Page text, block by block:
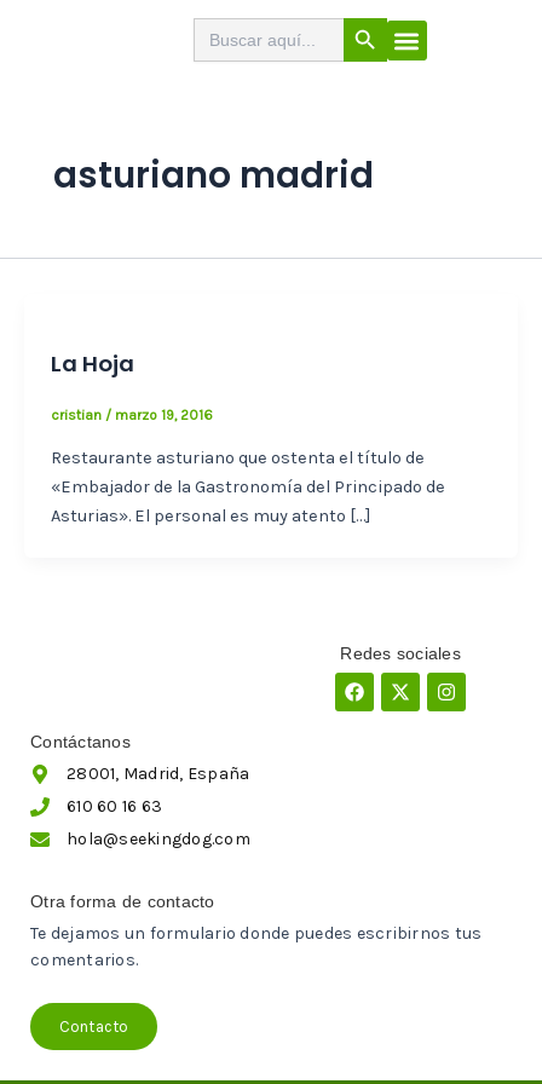
Menú
Buscar: Botón de búsqueda
asturiano madrid
La Hoja
cristian / marzo 19, 2016
Restaurante asturiano que ostenta el título de
«Embajador de la Gastronomía del Principado de
Asturias». El personal es muy atento […]
Redes sociales
Facebook
X-
twitter
Instagram
Contáctanos
28001, Madrid, España
610 60 16 63
hola@seekingdog.com
Otra forma de contacto
Te dejamos un formulario donde puedes escribirnos tus
comentarios.
Contacto